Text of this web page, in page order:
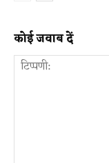
कोई जवाब दें